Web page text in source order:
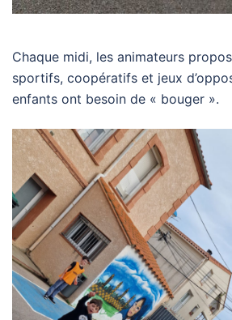
Chaque midi, les animateurs
sportifs, coopératifs et jeux
enfants ont besoin de « bouger ».